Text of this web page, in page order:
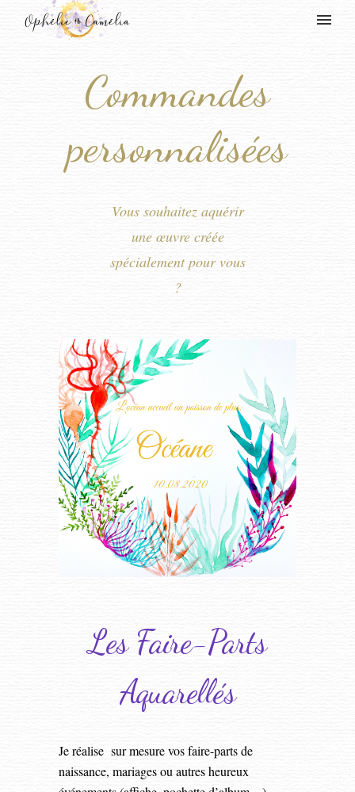
Commandes
personnalisées
Vous souhaitez aquérir
une œuvre créée
spécialement pour vous
?
Les Faire-Parts
Aquarellés
Je réalise sur mesure vos faire-parts de
naissance, mariages ou autres heureux